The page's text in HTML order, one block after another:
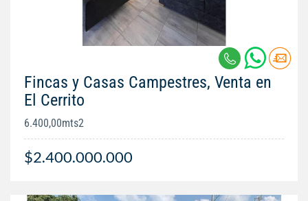
Fincas y Casas Campestres, Venta en
El Cerrito
6.400,00mts2
$2.400.000.000